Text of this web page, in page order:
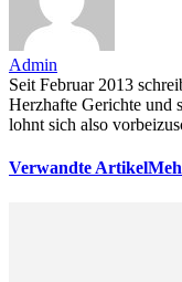
Admin
Seit Februar 2013
Herzhafte Gerichte und
lohnt sich also
Verwandte Artikel